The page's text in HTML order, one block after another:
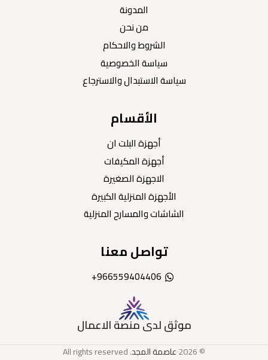
المدونة
من نحن
الشروط والاحكام
سياسة الخصوصية
سياسة الاستبدال والاسترجاع
الأقسام
أجهزة البلت ان
أجهزة المكيفات
الاجهزة الصغيرة
الأجهزة المنزلية الكبيرة
الشاشات والمسارح المنزلية
تواصل معنا
966559404406+
موثق لدى منصة الاعمال
© 2026 عاصمة المجد. All rights reserved